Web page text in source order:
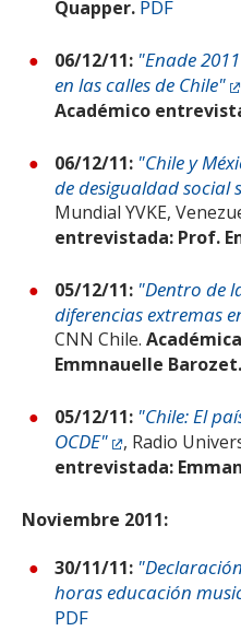
Quapper. PDF
06/12/11: "Enade
en las calles de Chile"
Académico
06/12/11: "Chile y
de desigualdad social
Mundial YVKE,
entrevistada: Prof.
05/12/11: "Dentro de
diferencias extremas
CNN Chile.
Emmnauelle Barozet.
05/12/11: "Chile: El
OCDE"
, Radio
entrevistada:
Noviembre 2011:
30/11/11:
horas educación
PDF